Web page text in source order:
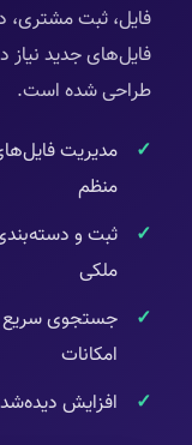
فایل، ثبت
فایل‌های جدید
طراحی شده است.
مدیریت
منظم
ثبت و
ملکی
جستجوی سریع
امکانات
افزایش